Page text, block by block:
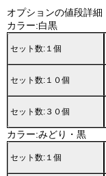
オプションの値段詳細
カラー:白黒
セット数:１個
セット数:１０個
セット数:３０個
カラー:みどり・黒
セット数:１個